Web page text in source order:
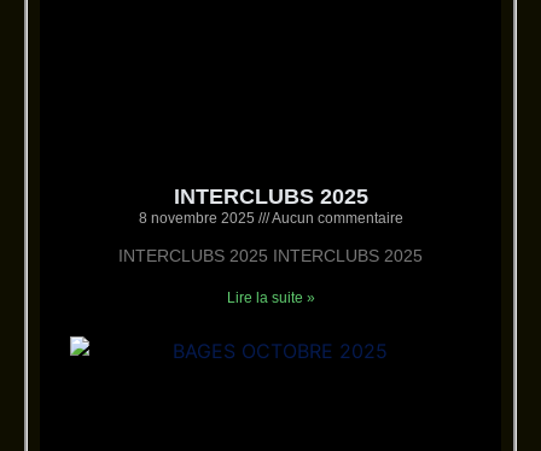
INTERCLUBS 2025
8 novembre 2025 Aucun commentaire
INTERCLUBS 2025 INTERCLUBS 2025
Lire la suite »